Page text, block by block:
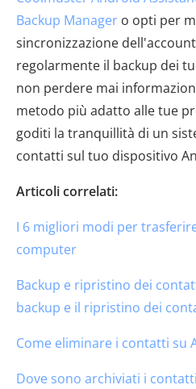
Backup Manager o opti per
sincronizzazione
regolarmente il backup dei
non perdere mai
metodo più adatto alle tue
goditi la tranquillità di un
contatti sul tuo dispositivo
Articoli correlati:
I 6 migliori modi per
computer
Backup e ripristino dei
backup e il ripristino dei
Come eliminare i contatti su
Dove sono archiviati i